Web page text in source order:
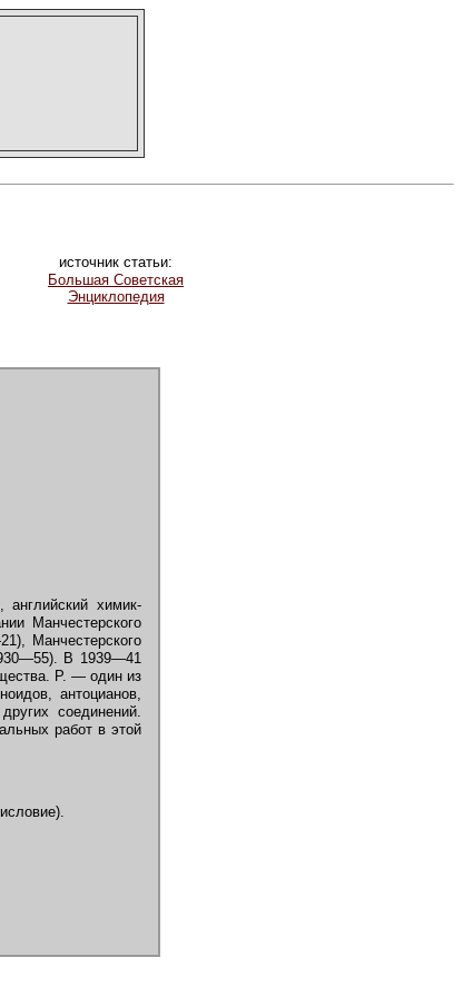
источник статьи:
Большая Советская
Энциклопедия
химик-
Манчестерского
Манчестерского
В 1939—41
Р. — один из
антоцианов,
соединений.
работ в этой